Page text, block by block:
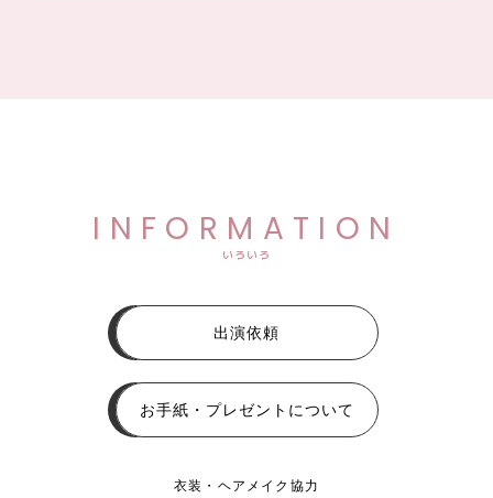
INFORMATION
いろいろ
出演依頼
お手紙・プレゼントについて
衣装・ヘアメイク協力